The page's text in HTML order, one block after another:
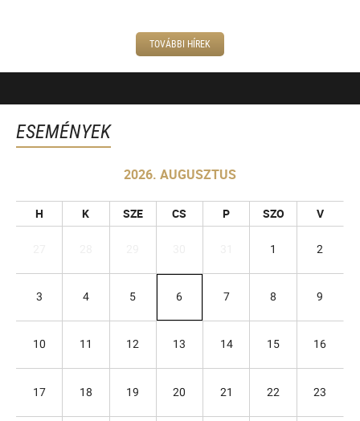
TOVÁBBI HÍREK
ESEMÉNYEK
2026. AUGUSZTUS
H K SZE CS P SZO V
1 2
3 4 5 6 7 8 9
10 11 12 13 14 15 16
17 18 19 20 21 22 23